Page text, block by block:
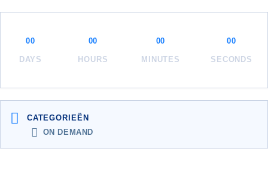
00
DAYS
00
HOURS
00
MINUTES
00
SECONDS
CATEGORIEËN
ON DEMAND